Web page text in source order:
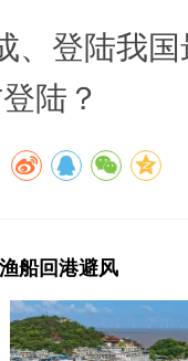
、登陆我
陆？
船回港避风